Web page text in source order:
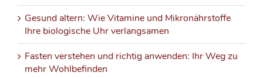
Gesund altern: Wie Vitamine und Mikronährstoffe
Ihre biologische Uhr verlangsamen
Fasten verstehen und richtig anwenden: Ihr Weg zu
mehr Wohlbefinden